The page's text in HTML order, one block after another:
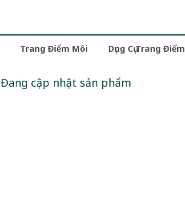
Trang Điểm Môi Dụng Cụ Trang Điểm
Đang cập nhật sản phẩm